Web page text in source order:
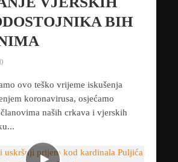
BIH
ovo teško vrijeme iskušenja
koronavirusa, osjećamo
naših crkava i vjerskih